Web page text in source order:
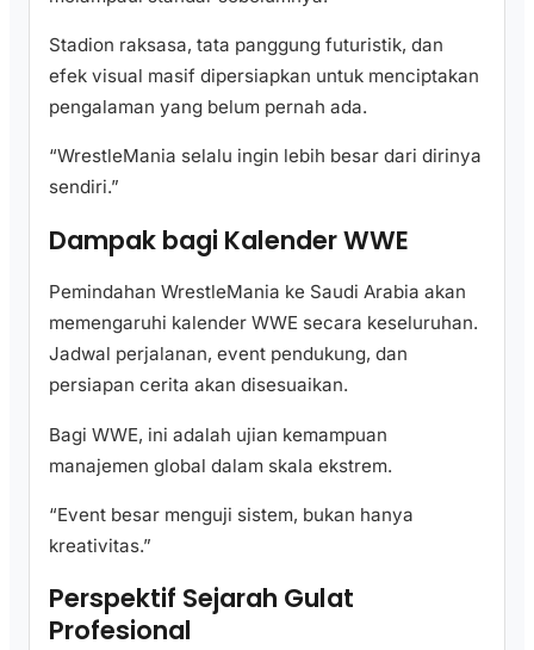
Stadion raksasa, tata panggung futuristik, dan
efek visual masif dipersiapkan untuk menciptakan
pengalaman yang belum pernah ada.
“WrestleMania selalu ingin lebih besar dari dirinya
sendiri.”
Dampak bagi Kalender WWE
Pemindahan WrestleMania ke Saudi Arabia akan
memengaruhi kalender WWE secara keseluruhan.
Jadwal perjalanan, event pendukung, dan
persiapan cerita akan disesuaikan.
Bagi WWE, ini adalah ujian kemampuan
manajemen global dalam skala ekstrem.
“Event besar menguji sistem, bukan hanya
kreativitas.”
Perspektif Sejarah Gulat
Profesional